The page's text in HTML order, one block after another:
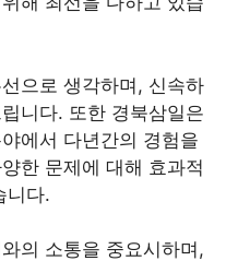
으로 생각하며, 신속하
니다. 또한 경북삼일은
에서 다년간의 경험을
한 문제에 대해 효과적
니다.
의 소통을 중요시하며,